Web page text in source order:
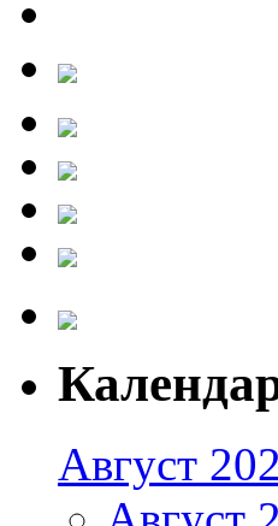
Август